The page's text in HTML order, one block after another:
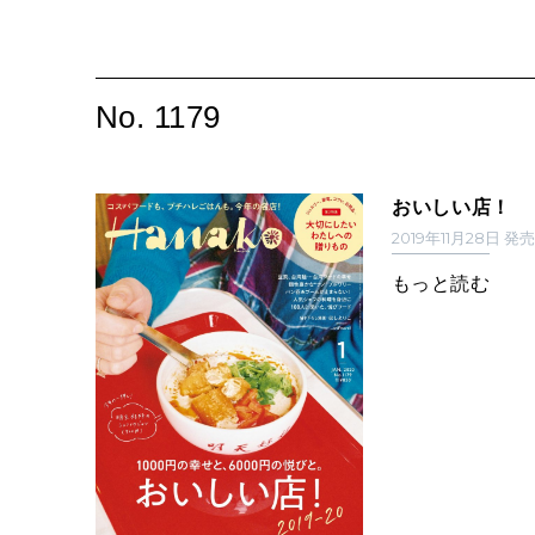
No. 1179
おいしい店！
2019年11月28日 発
もっと読む